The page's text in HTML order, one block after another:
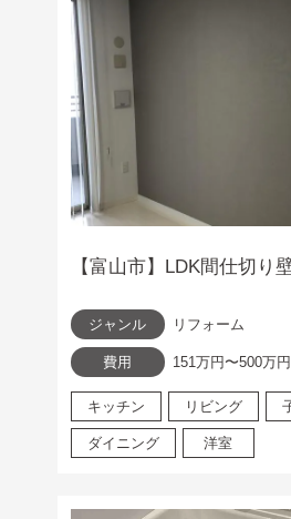
【富山市】LDK間仕切り
ジャンル リフォーム
費用 151万円〜500万円
キッチン リビング
ダイニング 洋室